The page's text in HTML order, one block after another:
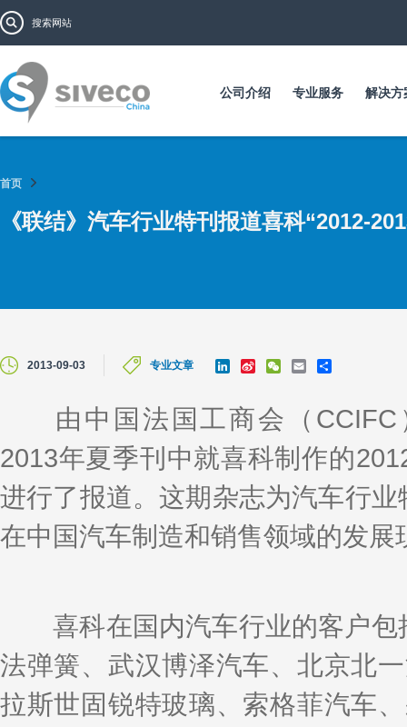
到
要
内
搜索表单
公司介绍 专业服务 解决方
首页
《联结》汽车行业特刊报道喜科“2012-
2013-09-03 专业文章
由中国法国工商会（CCIFC
2013年夏季刊中就喜科制作的
进行了报道。这期杂志为汽车行
在中国汽车制造和销售领域的发展
喜科在国内汽车行业的客户包
法弹簧、武汉博泽汽车、北京北
拉斯世固锐特玻璃、索格菲汽车
k
e
I
n
W
i
b
W
a
i
l
r
e